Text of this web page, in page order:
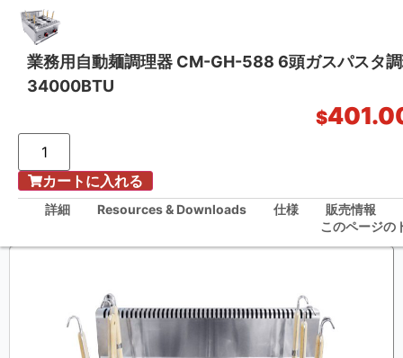
ホーム /
業務用自動麺調理器 CM-GH-588 6頭ガスパスタ調理器 34000BTU
業務用自動麺調理器 CM-GH-588 6頭ガスパスタ
34000BTU
$
カートに入れる
詳細 Resources & Downloads 仕様
販売情報
このページの